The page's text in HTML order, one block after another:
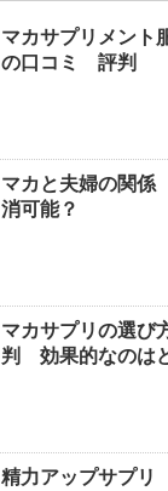
マカサプリメント
の口コミ 評判
マカと夫婦の関
消可能？
マカサプリの選
判 効果的なのは
精力アップサプ